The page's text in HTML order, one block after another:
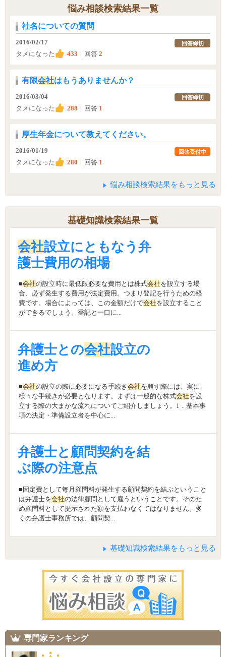
悩み相談検索結果一覧
社名についての質問
2016/02/17
タメになった
433 ｜回答 2
回答締切
有限会社はもうありませんか？
2016/03/04
タメになった
288 ｜回答 1
回答締切
厚生年金について教えてください。
2016/01/19
タメになった
280 ｜回答 1
回答受付中
悩み相談検索結果をもっと見る
基礎知識検索結果一覧
会社設立にともなう弁
護士費用の相場
■会社の設立時に最低限必要な費用とは株式会社を設立する場
合、必ず発生する費用が法定費用。つまり登記を行うための経
費です。場合によっては、この金額だけで会社を設立すること
ができるでしょう。登記と一口に...
弁護士との会社設立の
進め方
■会社の設立の際に必要になる手続き 会社を興す際には、実に
様々な手続きが必要となります。まずは一般的な株式会社を設
立する際の大まかな流れについてご紹介しましょう。1．基本事
項の決定・準備設立者を中心に...
弁護士と顧問契約を結
ぶ際の注意点
■固定費として毎月顧問料が発生する顧問契約を結ぶということ
は弁護士を会社の法律顧問として雇うということです。そのた
め顧問料として提示された額を支払わなくてはなりません。多
くの弁護士事務所では、顧問契...
基礎知識検索結果をもっと見る
専門家ランキング